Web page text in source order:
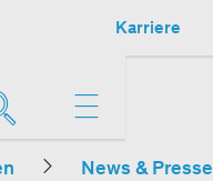
Karriere
News & Presse